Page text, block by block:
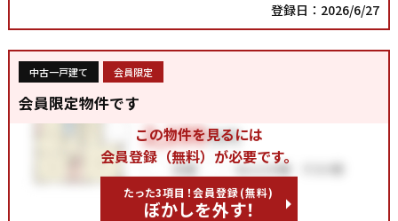
登録日：2026/6/27
中古一戸建て 会員限定
会員限定物件です
この物件を見るには
会員登録（無料）が必要です。
たった3項目！会員登録(無料)
ぼかしを外す！